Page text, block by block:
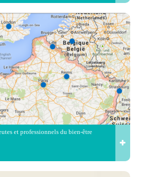
et professionnels du bien-être